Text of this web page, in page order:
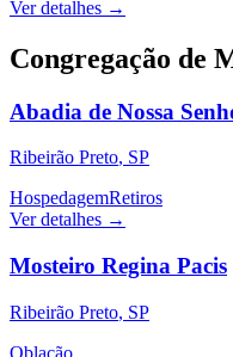
Ver detalhes →
Congregação de
Abadia de Nossa
Ribeirão Preto, SP
HospedagemRetiros
Ver detalhes →
Mosteiro Regina Pacis
Ribeirão Preto, SP
Oblação